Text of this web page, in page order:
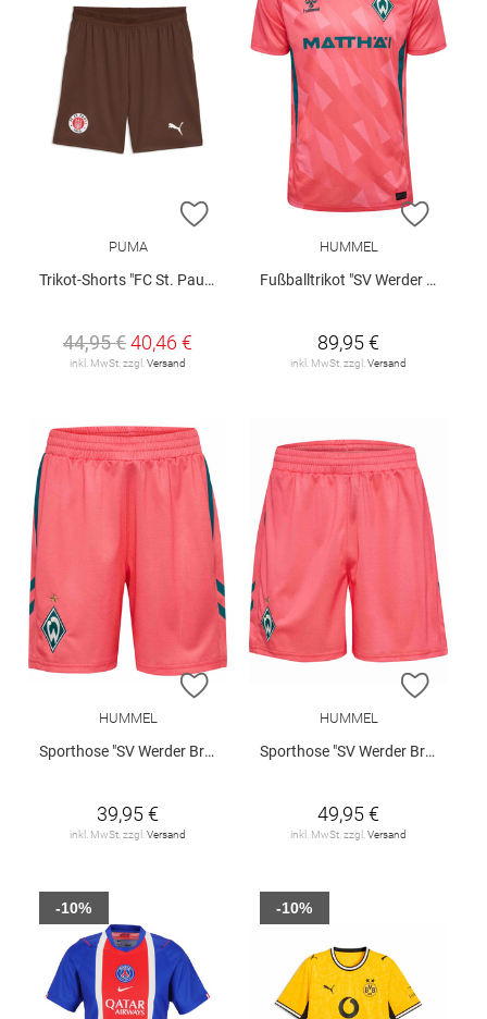
ZUR WUNSCHLISTE HINZUFÜGEN
PUMA
Trikot-Shorts "FC St. Pauli 26/27"
44,95 €40,46 €
inkl. MwSt. zzgl. Versand
ZUR
HUMMEL
Fußballtrikot "SV Werder Bremen 3rd 2026/27"
89,95 €
inkl. MwSt. zzgl. Versand
ZUR WUNSCHLISTE HINZUFÜGEN
HUMMEL
Sporthose "SV Werder Bremen 3rd 2026/27 Kids"
39,95 €
inkl. MwSt. zzgl. Versand
ZUR
HUMMEL
Sporthose "SV Werder Bremen 3rd 2026/27"
49,95 €
inkl. MwSt. zzgl. Versand
-10% -10%